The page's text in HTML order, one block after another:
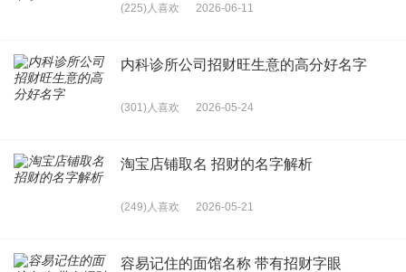
(225)人喜欢 2026-06-11
内科诊所公司招财旺生意的高分好名字
(301)人喜欢 2026-05-24
淘宝店铺取名 招财的名字解析
(249)人喜欢 2026-05-21
容易记住的面馆名称 带有招财字眼